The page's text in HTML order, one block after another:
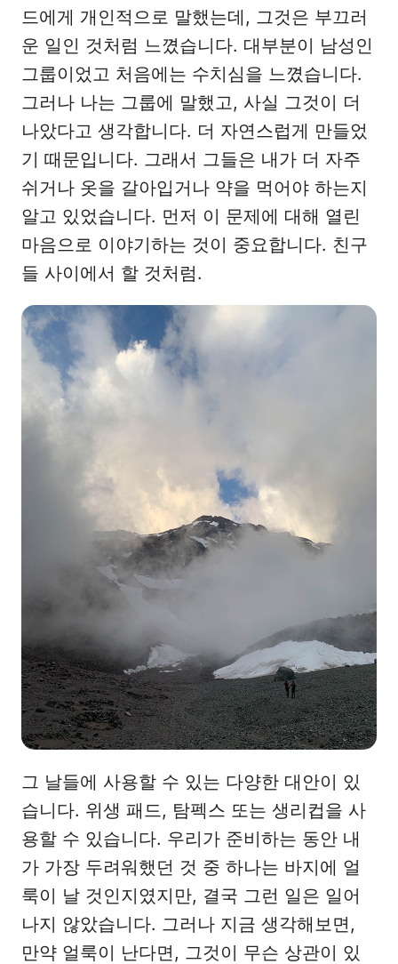
드에게 개인적으로 말했는데, 그것은 부끄러
운 일인 것처럼 느꼈습니다. 대부분이 남성인
그룹이었고 처음에는 수치심을 느꼈습니다.
그러나 나는 그룹에 말했고, 사실 그것이 더
나았다고 생각합니다. 더 자연스럽게 만들었
기 때문입니다. 그래서 그들은 내가 더 자주
쉬거나 옷을 갈아입거나 약을 먹어야 하는지
알고 있었습니다. 먼저 이 문제에 대해 열린
마음으로 이야기하는 것이 중요합니다. 친구
들 사이에서 할 것처럼.
그 날들에 사용할 수 있는 다양한 대안이 있
습니다. 위생 패드, 탐펙스 또는 생리컵을 사
용할 수 있습니다. 우리가 준비하는 동안 내
가 가장 두려워했던 것 중 하나는 바지에 얼
룩이 날 것인지였지만, 결국 그런 일은 일어
나지 않았습니다. 그러나 지금 생각해보면,
만약 얼룩이 난다면, 그것이 무슨 상관이 있